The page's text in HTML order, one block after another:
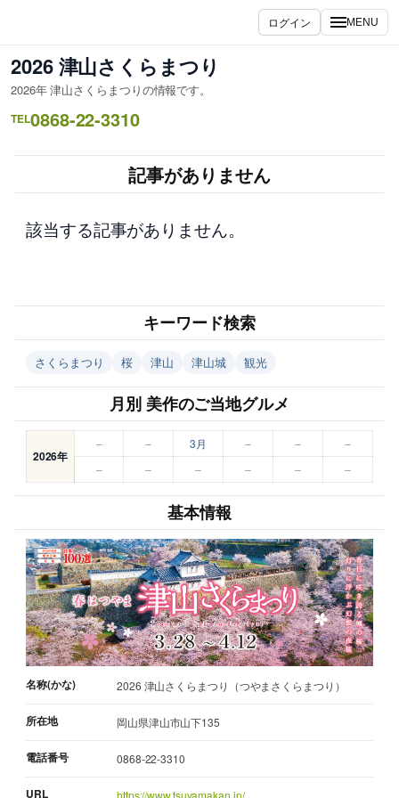
を
ス
キ
ッ
ログイン MENU
2026 津山さくらまつり
2026年 津山さくらまつりの情報です。
TEL0868-22-3310
記事がありません
該当する記事がありません。
キーワード検索
さくらまつり 桜 津山 津山城 観光
月別 美作のご当地グルメ
2026年
– – 3月 – –
–
–
– – – – –
基本情報
名称(かな) 2026 津山さくらまつり（つやまさくらまつり）
所在地 岡山県津山市山下135
電話番号 0868-22-3310
URL https://www.tsuyamakan.jp/